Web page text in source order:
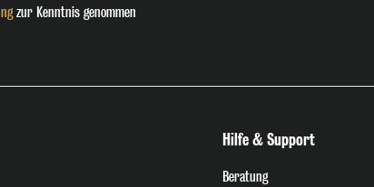
Hilfe & Support
Beratung
zur Kenntnis genommen